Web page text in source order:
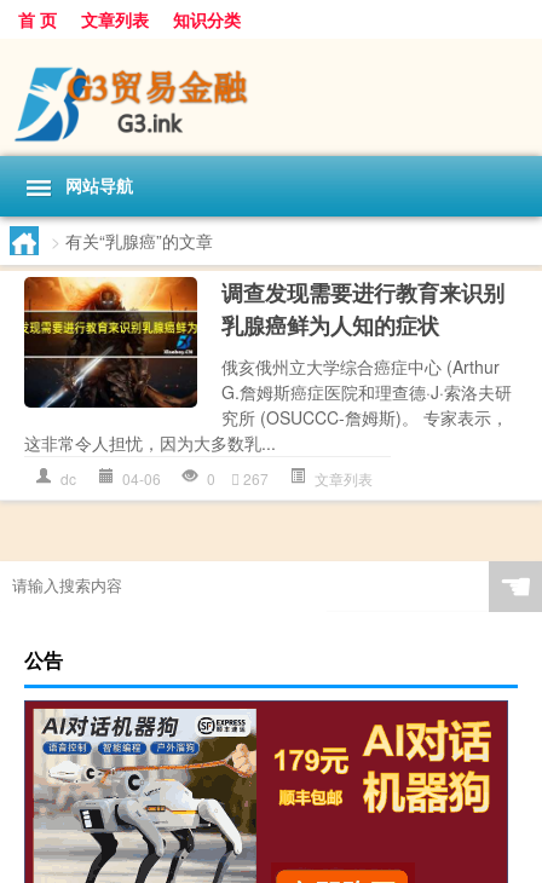
首 页 文章列表 知识分类
网站导航
> 有关“乳腺癌”的文章
调查发现需要进行教育来识别
乳腺癌鲜为人知的症状
俄亥俄州立大学综合癌症中心 (Arthur
G.詹姆斯癌症医院和理查德·J·索洛夫研
究所 (OSUCCC-詹姆斯)。 专家表示，
这非常令人担忧，因为大多数乳...
dc 04-06 0 267 文章列表
☚
公告